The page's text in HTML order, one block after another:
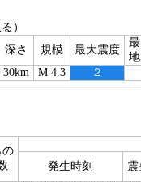
）
深さ 規模 最大震度
30km M 4.3 ２
の
発生時刻
震